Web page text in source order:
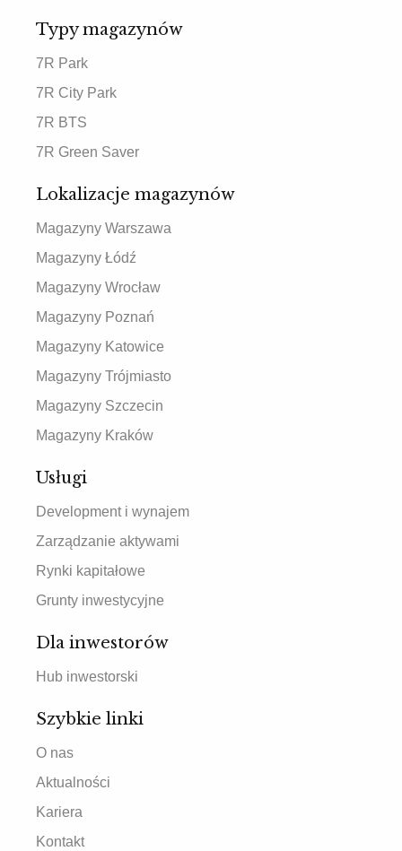
Typy magazynów
7R Park
7R City Park
7R BTS
7R Green Saver
Lokalizacje magazynów
Magazyny Warszawa
Magazyny Łódź
Magazyny Wrocław
Magazyny Poznań
Magazyny Katowice
Magazyny Trójmiasto
Magazyny Szczecin
Magazyny Kraków
Usługi
Development i wynajem
Zarządzanie aktywami
Rynki kapitałowe
Grunty inwestycyjne
Dla inwestorów
Hub inwestorski
Szybkie linki
O nas
Aktualności
Kariera
Kontakt